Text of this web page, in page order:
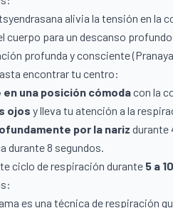
alivia la tensión en la
cuerpo para un descanso profundo.
profunda y consciente
encontrar tu centro:
una posición cómodacon la
ojos y lleva tu atención a la
por la nariz durante
durante 8 segundos.
ciclo de respiración durante 5 a
es una técnica de respiración